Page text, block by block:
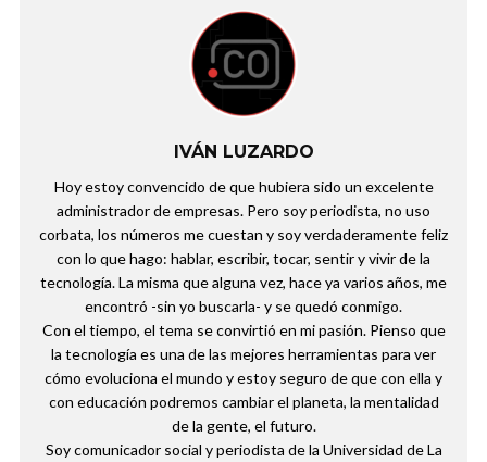
IVÁN LUZARDO
Hoy estoy convencido de que hubiera sido un excelente
administrador de empresas. Pero soy periodista, no uso
corbata, los números me cuestan y soy verdaderamente feliz
con lo que hago: hablar, escribir, tocar, sentir y vivir de la
tecnología. La misma que alguna vez, hace ya varios años, me
encontró -sin yo buscarla- y se quedó conmigo.
Con el tiempo, el tema se convirtió en mi pasión. Pienso que
la tecnología es una de las mejores herramientas para ver
cómo evoluciona el mundo y estoy seguro de que con ella y
con educación podremos cambiar el planeta, la mentalidad
de la gente, el futuro.
Soy comunicador social y periodista de la Universidad de La